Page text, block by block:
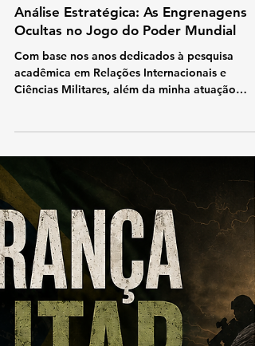
Geopolítica & História
Análise Estratégica: As Engrenagens
Ocultas no Jogo do Poder Mundial
Com base nos anos dedicados à pesquisa
aprendi que a paz mundial está longe de ser
algo garantido ou permanente. No mundo real
das decisões dos governos, não existem
mocinhos ou vilões perfeitos. O que realmente
manda na política internacional é o interesse
cada país e a busca constante para mostrar
quem é o mais forte. Quando olhamos para a
polític